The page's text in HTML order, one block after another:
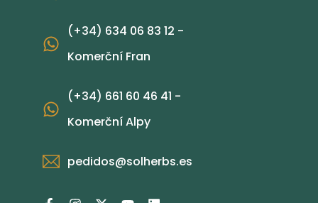
(+34) 634 06 83 12 -
Komerční Fran
(+34) 661 60 46 41 -
Komerční Alpy
pedidos@solherbs.es